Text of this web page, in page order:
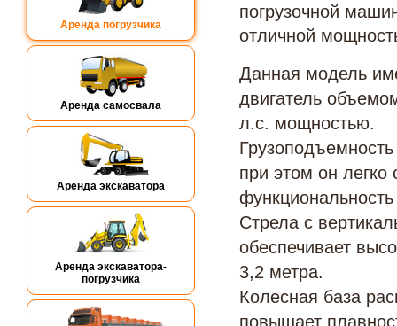
Аренда погрузчика
Аренда самосвала
Аренда экскаватора
Аренда экскаватора-
погрузчика
погрузочной
отличной
Данная модель
двигатель
л.с. мощностью.
Грузоподъемность
при этом он легко
Стрела с
обеспечивает
3,2 метра.
Колесная база
повышает